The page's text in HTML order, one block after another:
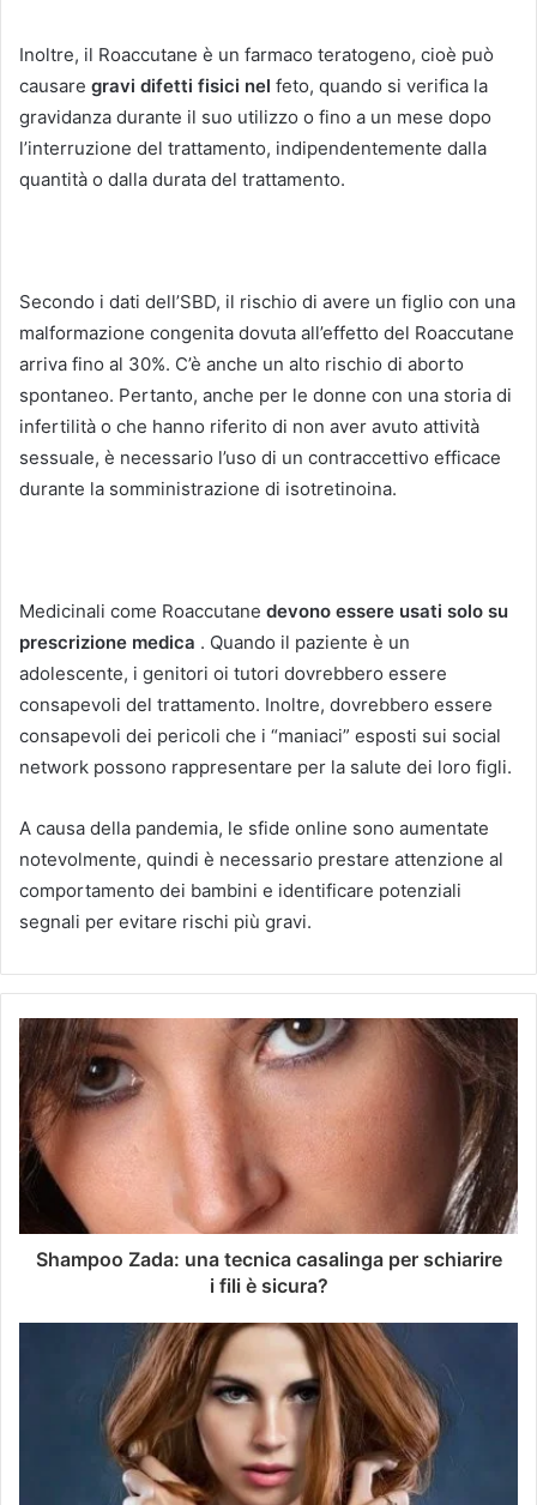
Inoltre, il Roaccutane è un farmaco teratogeno, cioè può
causare gravi difetti fisici nel feto, quando si verifica la
gravidanza durante il suo utilizzo o fino a un mese dopo
l’interruzione del trattamento, indipendentemente dalla
quantità o dalla durata del trattamento.
Secondo i dati dell’SBD, il rischio di avere un figlio con una
malformazione congenita dovuta all’effetto del Roaccutane
arriva fino al 30%. C’è anche un alto rischio di aborto
spontaneo. Pertanto, anche per le donne con una storia di
infertilità o che hanno riferito di non aver avuto attività
sessuale, è necessario l’uso di un contraccettivo efficace
durante la somministrazione di isotretinoina.
Medicinali come Roaccutane devono essere usati solo su
prescrizione medica . Quando il paziente è un
adolescente, i genitori oi tutori dovrebbero essere
consapevoli del trattamento. Inoltre, dovrebbero essere
consapevoli dei pericoli che i “maniaci” esposti sui social
network possono rappresentare per la salute dei loro figli.
A causa della pandemia, le sfide online sono aumentate
notevolmente, quindi è necessario prestare attenzione al
comportamento dei bambini e identificare potenziali
segnali per evitare rischi più gravi.
Shampoo Zada: una tecnica casalinga per schiarire
i fili è sicura?